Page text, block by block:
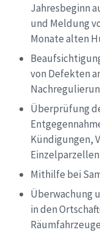
Jahresbeginn
und Meldung
Monate alten
von Defekten
Überprüfung
Kündigungen,
Mithilfe bei
Überwachung
in den